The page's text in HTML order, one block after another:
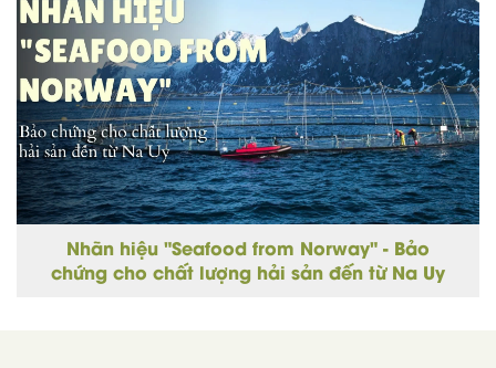
Nhãn hiệu "Seafood from Norway" - Bảo
chứng cho chất lượng hải sản đến từ Na Uy